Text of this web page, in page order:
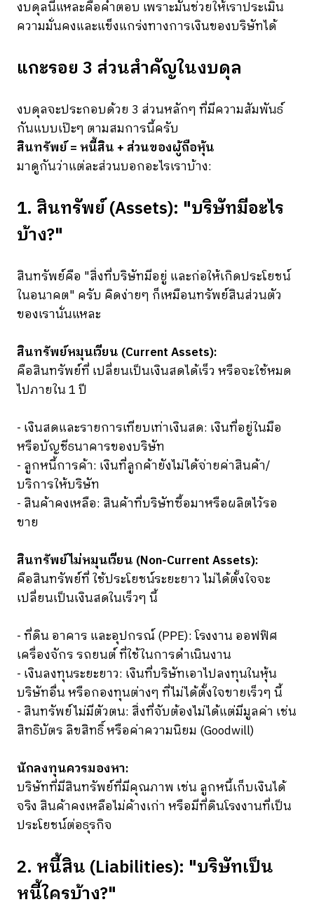
งบดุลนี่แหละคือคำตอบ เพราะมันช่วยให้เราประเมิน
ความมั่นคงและแข็งแกร่งทางการเงินของบริษัทได้
แกะรอย 3 ส่วนสำคัญในงบดุล
งบดุลจะประกอบด้วย 3 ส่วนหลักๆ ที่มีความสัมพันธ์
กันแบบเป๊ะๆ ตามสมการนี้ครับ
สินทรัพย์ = หนี้สิน + ส่วนของผู้ถือหุ้น
มาดูกันว่าแต่ละส่วนบอกอะไรเราบ้าง:
1. สินทรัพย์ (Assets): "บริษัทมีอะไร
บ้าง?"
สินทรัพย์คือ "สิ่งที่บริษัทมีอยู่ และก่อให้เกิดประโยชน์
ในอนาคต" ครับ คิดง่ายๆ ก็เหมือนทรัพย์สินส่วนตัว
ของเรานั่นแหละ
สินทรัพย์หมุนเวียน (Current Assets):
คือสินทรัพย์ที่ เปลี่ยนเป็นเงินสดได้เร็ว หรือจะใช้หมด
ไปภายใน 1 ปี
- เงินสดและรายการเทียบเท่าเงินสด: เงินที่อยู่ในมือ
หรือบัญชีธนาคารของบริษัท
- ลูกหนี้การค้า: เงินที่ลูกค้ายังไม่ได้จ่ายค่าสินค้า/
บริการให้บริษัท
- สินค้าคงเหลือ: สินค้าที่บริษัทซื้อมาหรือผลิตไว้รอ
ขาย
สินทรัพย์ไม่หมุนเวียน (Non-Current Assets):
คือสินทรัพย์ที่ ใช้ประโยชน์ระยะยาว ไม่ได้ตั้งใจจะ
เปลี่ยนเป็นเงินสดในเร็วๆ นี้
- ที่ดิน อาคาร และอุปกรณ์ (PPE): โรงงาน ออฟฟิศ
เครื่องจักร รถยนต์ ที่ใช้ในการดำเนินงาน
- เงินลงทุนระยะยาว: เงินที่บริษัทเอาไปลงทุนในหุ้น
บริษัทอื่น หรือกองทุนต่างๆ ที่ไม่ได้ตั้งใจขายเร็วๆ นี้
- สินทรัพย์ไม่มีตัวตน: สิ่งที่จับต้องไม่ได้แต่มีมูลค่า เช่น
สิทธิบัตร ลิขสิทธิ์ หรือค่าความนิยม (Goodwill)
นักลงทุนควรมองหา:
บริษัทที่มีสินทรัพย์ที่มีคุณภาพ เช่น ลูกหนี้เก็บเงินได้
จริง สินค้าคงเหลือไม่ค้างเก่า หรือมีที่ดินโรงงานที่เป็น
ประโยชน์ต่อธุรกิจ
2. หนี้สิน (Liabilities): "บริษัทเป็น
หนี้ใครบ้าง?"